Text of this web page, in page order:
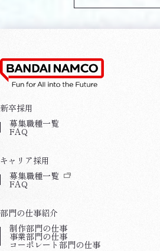
新卒採用
募集職種一覧
FAQ
キャリア採用
募集職種一覧
（新しいウィンドウで開
FAQ
部門の仕事紹介
制作部門の仕事
事業部門の仕事
コーポレート部門の仕事